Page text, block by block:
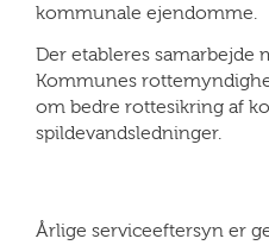
kommunale ejendomme.
Der etableres samarbejde
Kommunes
om bedre rottesikring af
spildevandsledninger.
Årlige serviceeftersyn er